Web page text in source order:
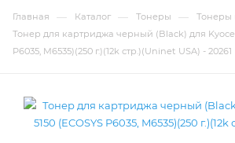
Главная — Каталог — Тонеры — Тонеры
Тонер для картриджа черный (Black) для
P6035, M6535)(250 г.)(12k стр.)(Uninet USA) - 20261